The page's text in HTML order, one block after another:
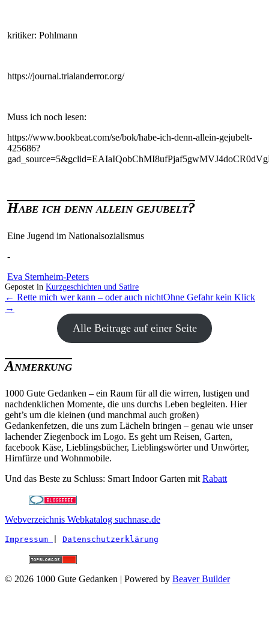
kritiker: Pohlmann
https://journal.trialanderror.org/
Muss ich noch lesen:
https://www.bookbeat.com/se/bok/habe-ich-denn-allein-gejubelt-
425686?
Habe ich denn allein gejubelt?
Eine Jugend im Nationalsozialismus
-
Eva Sternheim-Peters
Gepostet in Kurzgeschichten und Satire
← Rette mich wer kann – oder auch nichtOhne Gefahr kein Klick
→
Alle Beitrage auf einer Seite
Anmerkung
1000 Gute Gedanken – ein Raum für all die wirren, lustigen und
nachdenklichen Momente, die uns durchs Leben begleiten. Hier
geht’s um die kleinen (und manchmal auch großen)
Gedankenfetzen, die uns zum Lächeln bringen – genau wie unser
lachender Ziegenbock im Logo. Es geht um Reisen, Garten,
facebook Käse, Lieblingsbücher, Lieblingswörter und Unwörter,
Hirnfürze und Wohnmobile.
Und das Beste zu Schluss: Smart Indoor Garten mitRabatt
Webverzeichnis Webkatalog suchnase.de
Impressum Datenschutzerklärung
© 2026 1000 Gute Gedanken | Powered by Beaver Builder